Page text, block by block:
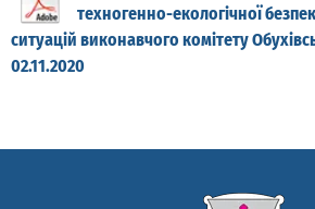
техногенно-екологічної
ситуацій виконавчого комітету
02.11.2020